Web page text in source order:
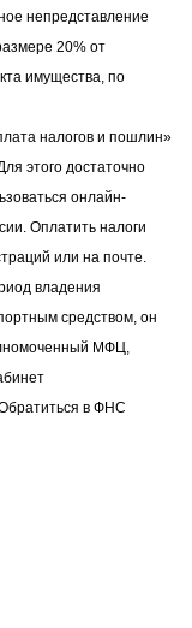
непредставление
20% от
имущества, по
налогов и пошлин»
Для этого достаточно
онлайн-
Оплатить налоги
или на почте.
владения
средством, он
МФЦ,
в ФНС